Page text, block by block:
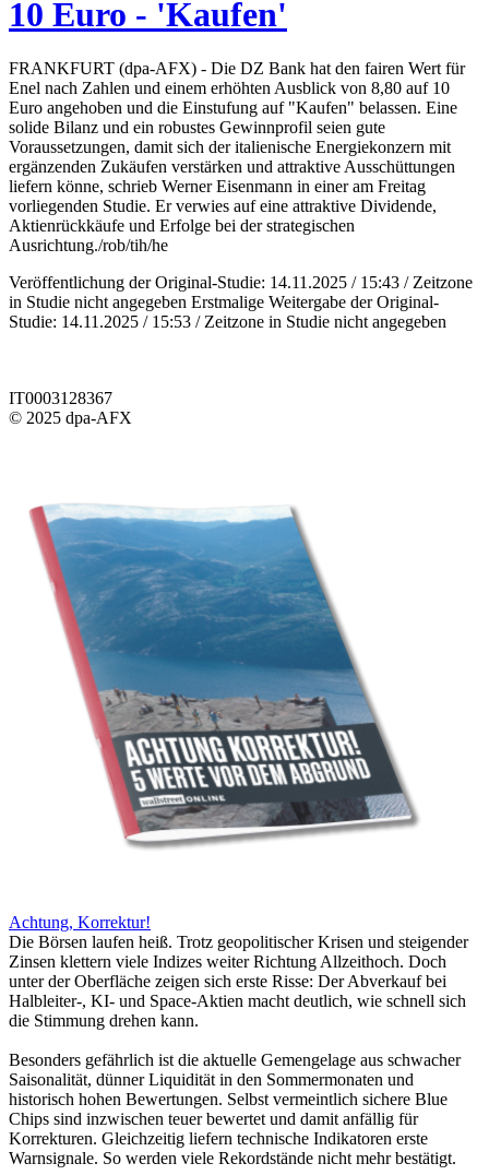
10 Euro - 'Kaufen'
FRANKFURT (dpa-AFX) - Die DZ Bank hat den fairen Wert für
Enel nach Zahlen und einem erhöhten Ausblick von 8,80 auf 10
Euro angehoben und die Einstufung auf "Kaufen" belassen. Eine
solide Bilanz und ein robustes Gewinnprofil seien gute
Voraussetzungen, damit sich der italienische Energiekonzern mit
ergänzenden Zukäufen verstärken und attraktive Ausschüttungen
liefern könne, schrieb Werner Eisenmann in einer am Freitag
vorliegenden Studie. Er verwies auf eine attraktive Dividende,
Aktienrückkäufe und Erfolge bei der strategischen
Ausrichtung./rob/tih/he
Veröffentlichung der Original-Studie: 14.11.2025 / 15:43 / Zeitzone
in Studie nicht angegeben Erstmalige Weitergabe der Original-
Studie: 14.11.2025 / 15:53 / Zeitzone in Studie nicht angegeben
IT0003128367
© 2025 dpa-AFX
Achtung, Korrektur!
Die Börsen laufen heiß. Trotz geopolitischer Krisen und steigender
Zinsen klettern viele Indizes weiter Richtung Allzeithoch. Doch
unter der Oberfläche zeigen sich erste Risse: Der Abverkauf bei
Halbleiter-, KI- und Space-Aktien macht deutlich, wie schnell sich
die Stimmung drehen kann.
Besonders gefährlich ist die aktuelle Gemengelage aus schwacher
Saisonalität, dünner Liquidität in den Sommermonaten und
historisch hohen Bewertungen. Selbst vermeintlich sichere Blue
Chips sind inzwischen teuer bewertet und damit anfällig für
Korrekturen. Gleichzeitig liefern technische Indikatoren erste
Warnsignale. So werden viele Rekordstände nicht mehr bestätigt.